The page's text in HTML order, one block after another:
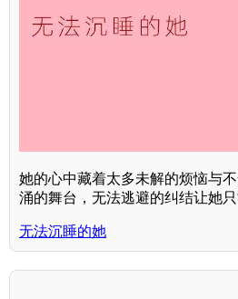
她的心中藏着太多未解的烦恼与
涌的舞台，无法逃避的纠结让她只
无法沉睡的她